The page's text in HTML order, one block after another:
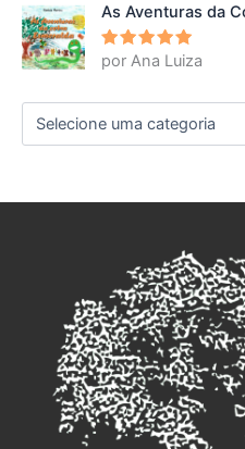
As Aventuras da
Avaliação
5
por Ana Luiza